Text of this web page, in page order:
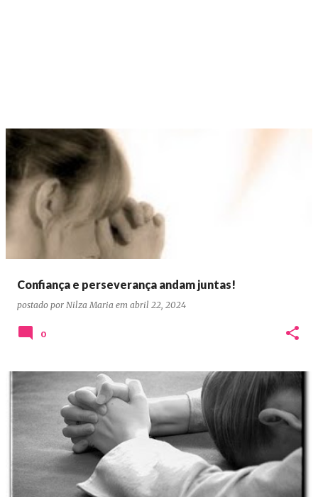
Confiança e perseverança andam juntas!
postado por Nilza Maria em abril 22, 2024
0